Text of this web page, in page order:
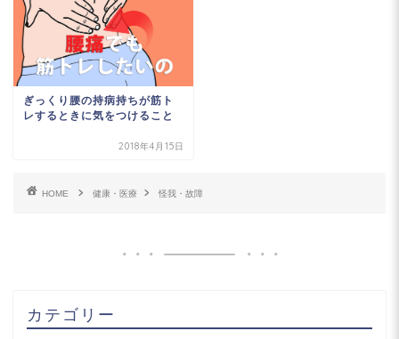
ぎっくり腰の持病持ちが筋ト
レするときに気をつけること
2018年4月15日
HOME 健康・医療 怪我・故障
カテゴリー